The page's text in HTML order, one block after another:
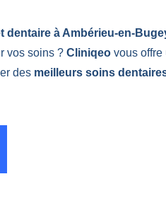
dentaire à Ambérieu-en-
vos soins ? Cliniqeo vous offre
des meilleurs soins